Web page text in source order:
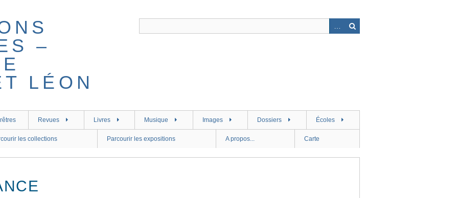
Revues Livres Musique Images Dossiers Écoles
les collections Parcourir les expositions A propos... Carte